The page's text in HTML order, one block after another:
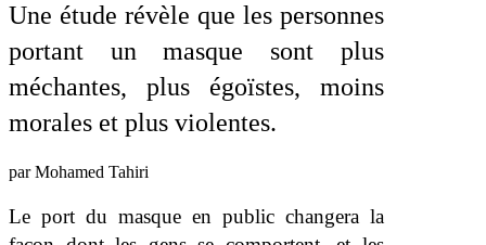
Une étude révèle que les personnes
portant un masque sont plus
méchantes, plus égoïstes, moins
morales et plus violentes.
par Mohamed Tahiri
Le port du masque en public changera la